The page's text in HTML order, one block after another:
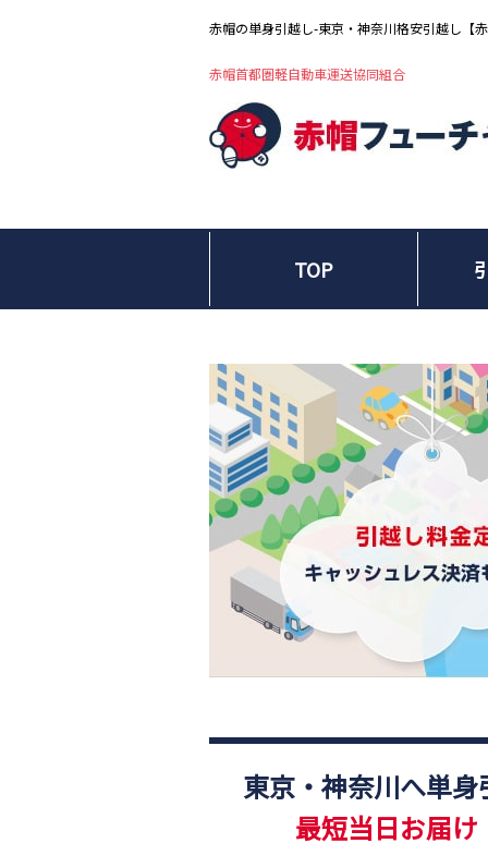
赤帽の単身引越し-東京・神奈川格安引越し【
赤帽首都圏軽自動車運送協同組合
TOP
東京・神奈川へ単身
最短当日お届け